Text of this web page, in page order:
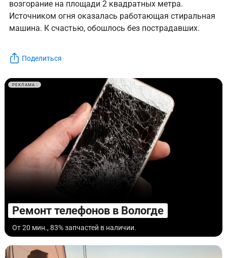
возгорание на площади 2 квадратных метра.
Источником огня оказалась работающая стиральная
машина. К счастью, обошлось без пострадавших.
Поделиться
РЕКЛАМА
Ремонт телефонов в Вологде
От 20 мин., 83% запчастей в наличии.